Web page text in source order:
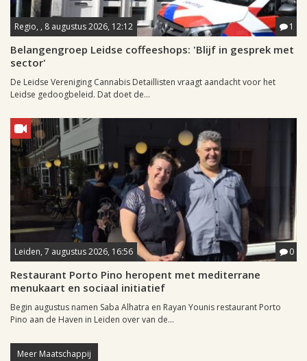
Regio, , 8 augustus 2026, 12:12 1
Belangengroep Leidse coffeeshops: 'Blijf in gesprek met
sector'
De Leidse Vereniging Cannabis Detaillisten vraagt aandacht voor het
Leidse gedoogbeleid. Dat doet de...
Leiden, 7 augustus 2026, 16:56 0
Restaurant Porto Pino heropent met mediterrane
menukaart en sociaal initiatief
Begin augustus namen Saba Alhatra en Rayan Younis restaurant Porto
Pino aan de Haven in Leiden over van de...
Meer Maatschappij